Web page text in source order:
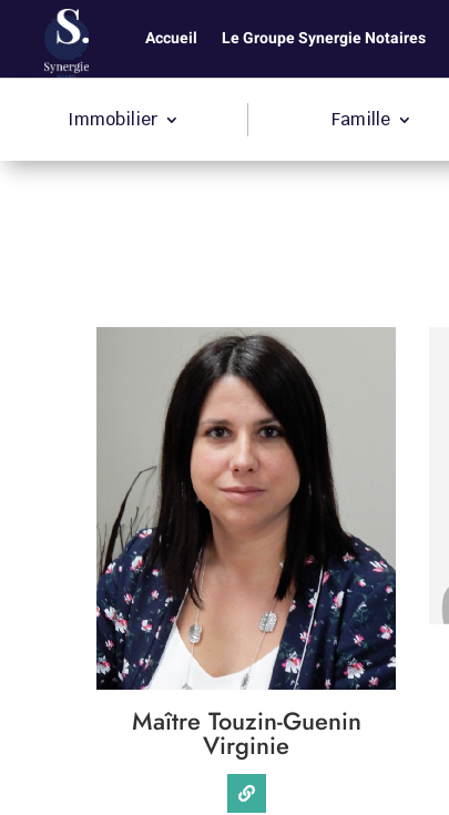
Accueil Le Groupe Synergie Notaires
Immobilier Famille
Maître Touzin-Guenin
Virginie